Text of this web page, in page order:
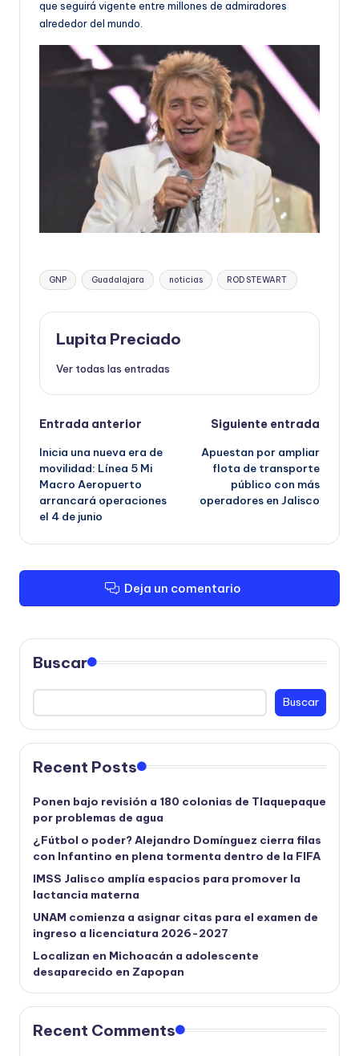
que seguirá vigente entre millones de admiradores
alrededor del mundo.
Etiquetas:
GNP Guadalajara noticias ROD STEWART
Lupita Preciado
Ver todas las entradas
Navegación
de
entradas
Entrada anterior
Inicia una nueva era de
movilidad: Línea 5 Mi
Macro Aeropuerto
arrancará operaciones
el 4 de junio
Siguiente entrada
Apuestan por ampliar
flota de transporte
público con más
operadores en Jalisco
Deja un comentario
Buscar
Buscar
Recent Posts
Ponen bajo revisión a 180 colonias de Tlaquepaque
por problemas de agua
¿Fútbol o poder? Alejandro Domínguez cierra filas
con Infantino en plena tormenta dentro de la FIFA
IMSS Jalisco amplía espacios para promover la
lactancia materna
UNAM comienza a asignar citas para el examen de
ingreso a licenciatura 2026-2027
Localizan en Michoacán a adolescente
desaparecido en Zapopan
Recent Comments